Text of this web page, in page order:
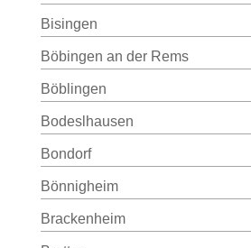
Bisingen
Böbingen an der Rems
Böblingen
Bodeslhausen
Bondorf
Bönnigheim
Brackenheim